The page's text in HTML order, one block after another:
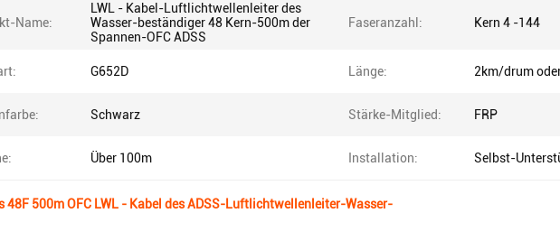
Name:
LWL - Kabel-Luftlichtwellenleiter des
Wasser-beständiger 48 Kern-500m der
Spannen-OFC ADSS
Faseranzahl: Kern 4 -144
G652D Länge: 2km/drum
Schwarz Stärke-Mitglied: FRP
Über 100m Installation: Selbst-
48F 500m OFC LWL - Kabel des ADSS-Luftlichtwellenleiter-Wasser-